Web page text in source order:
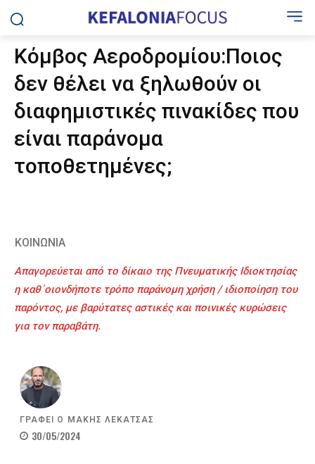
Κόμβος Αεροδρομίου:Ποιος
δεν θέλει να ξηλωθούν οι
διαφημιστικές πινακίδες που
είναι παράνομα
τοποθετημένες;
ΚΟΙΝΩΝΙΑ
Απαγορεύεται από το δίκαιο της Πνευματικής Ιδιοκτησίας
η καθ΄οιονδήποτε τρόπο παράνομη χρήση / ιδιοποίηση του
παρόντος, με βαρύτατες αστικές και ποινικές κυρώσεις
για τον παραβάτη.
ΓΡΑΦΕΙ Ο ΜΑΚΗΣ ΛΕΚΑΤΣΑΣ
30/05/2024